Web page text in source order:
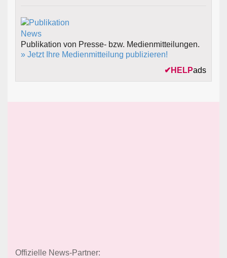
Publikation von Presse- bzw. Medienmitteilungen.
» Jetzt Ihre Medienmitteilung publizieren!
✔ HELPads
Offizielle News-Partner: